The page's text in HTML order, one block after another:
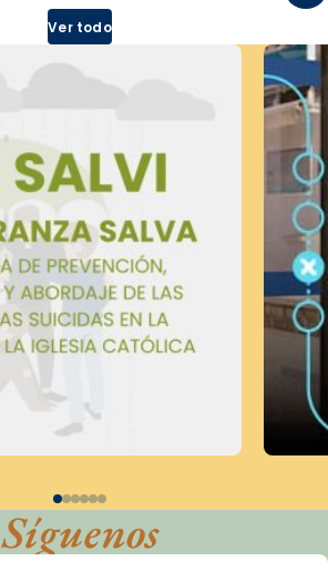
Ver todo
Síguenos